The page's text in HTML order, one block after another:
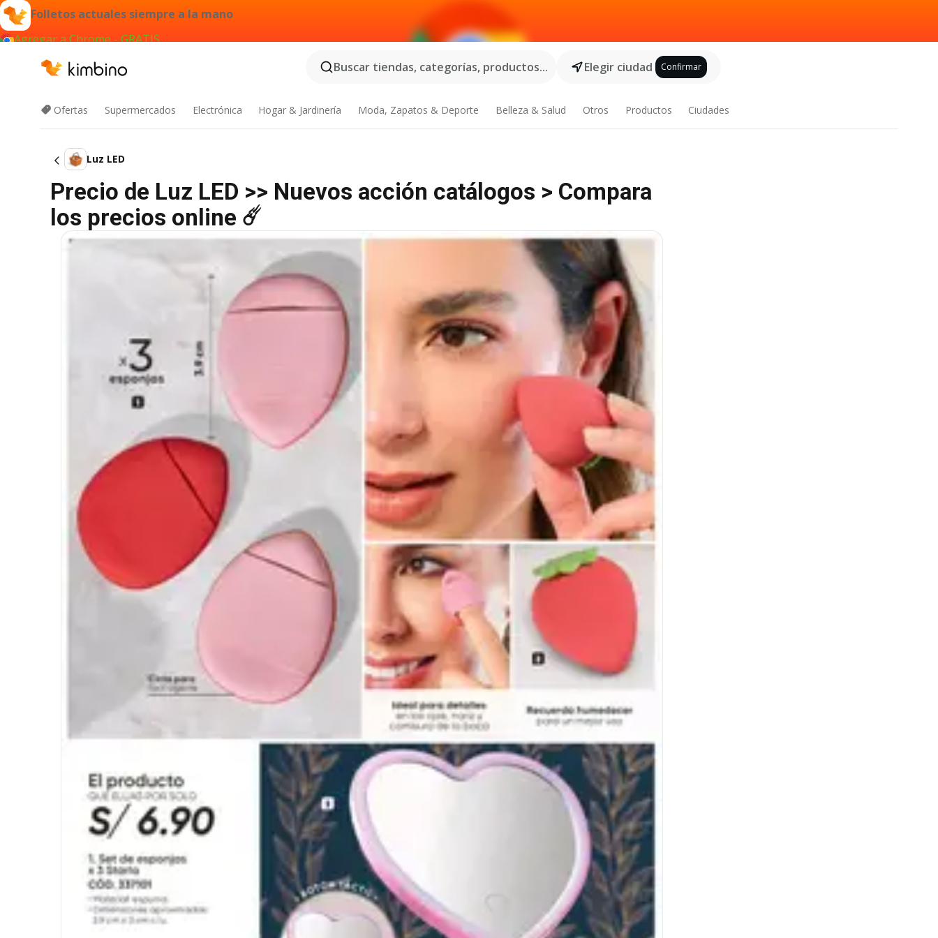
Folletos actuales siempre a la mano
Agregar a Chrome - GRATIS
Buscar tiendas, categorías, productos...
Elegir ciudad Confirmar
Ofertas Supermercados Electrónica Hogar & Jardinería Moda, Zapatos & Deporte Belleza & Salud Otros Productos Ciudades
Luz LED
Precio de Luz LED >> Nuevos acción catálogos > Compara
los precios online ☄️